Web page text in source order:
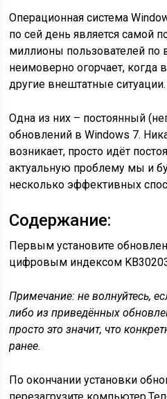
Операционная система
по сей день является самой
миллионы пользователей по
неимоверно огорчает, когда
другие внештатные ситуации.
Одна из них – постоянный
обновлений в Windows 7.
возникает, просто идёт
актуальную проблему мы и
несколько эффективных
Содержание:
Первым установите
цифровым индексом
Примечание: не волнуйтесь,
либо из приведённых
просто это значит, что
ранее.
По окончании установки